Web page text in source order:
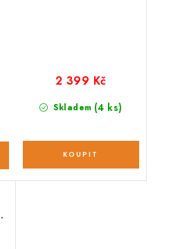
Skladem (4 ks)
2 399 Kč